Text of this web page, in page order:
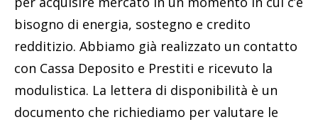
bisogno di energia, sostegno e credito
redditizio. Abbiamo già realizzato un contatto
con Cassa Deposito e Prestiti e ricevuto la
modulistica. La lettera di disponibilità è un
documento che richiediamo per valutare le